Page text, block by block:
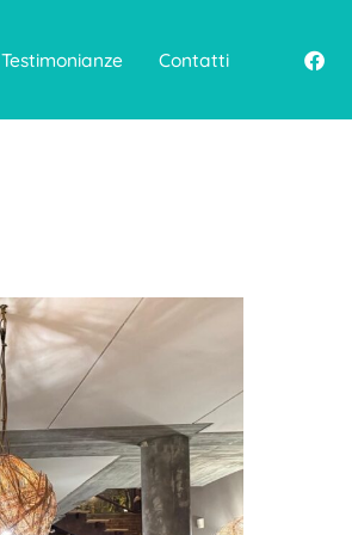
Testimonianze Contatti
a
b